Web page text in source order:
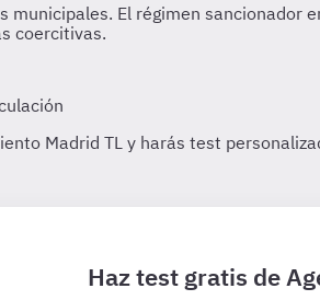
Haz test gratis de